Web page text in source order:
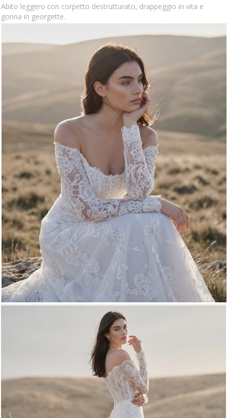
Abito leggero con corpetto destrutturato, drappeggio in vita e
gonna in georgette.